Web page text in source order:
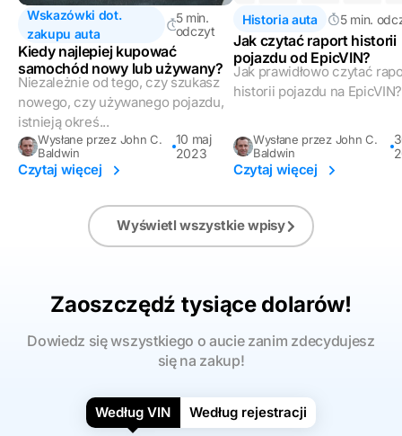
Wskazówki dot.
zakupu auta
5 min.
odczyt
Kiedy najlepiej kupować
samochód nowy lub używany?
Niezależnie od tego, czy szukasz
nowego, czy używanego pojazdu,
istnieją okreś...
Wysłane przez John C.
Baldwin
10 maj
2023
Czytaj więcej
Historia auta 5 min.
Jak czytać raport historii
pojazdu od EpicVIN?
Jak prawidłowo czytać
historii pojazdu na EpicVIN?
Wysłane przez John C.
Baldwin
Czytaj więcej
Wyświetl wszystkie wpisy
Zaoszczędź tysiące dolarów!
Dowiedz się wszystkiego o aucie zanim zdecydujesz
się na zakup!
Według VIN Według rejestracji